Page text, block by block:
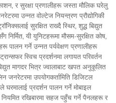
र सुरक्षा प्रणालीहरू जस्ता मौलिक घरेलु
उन्नत वोल्टेज नियन्त्रण प्रौद्योगिकी
सुरक्षित राख्दै स्थिर, शुद्ध बिद्युत
यी युनिटहरूमा मौसम-सुरक्षित कोष,
पालन गर्ने उन्नत पर्यवेक्षण प्रणालीहरू
स्विच प्रदर्शनमा लगायत परिवर्तन
मागदर भित्र ज्वालाबाट खपत अनुकूलित
जनरेटरमा उपयोगकर्तामिति डिजिटल
प्रदर्शन पालन गर्ने मोबाइल
नियमित रखिबारमा सहज पहुँच गर्ने पैनलहरू र